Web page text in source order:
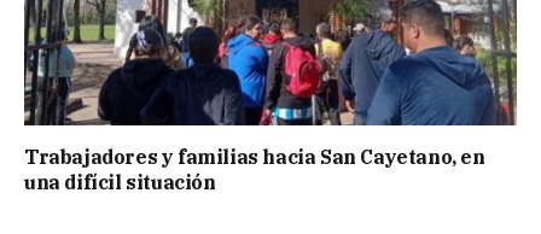
Trabajadores y familias hacia San Cayetano, en
una difícil situación